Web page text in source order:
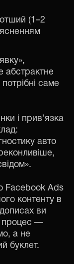
(1–2
абстрактне
саме
і прив’язка
авто
Facebook Ads
контенту в
ви
процес —
а не
буклет.